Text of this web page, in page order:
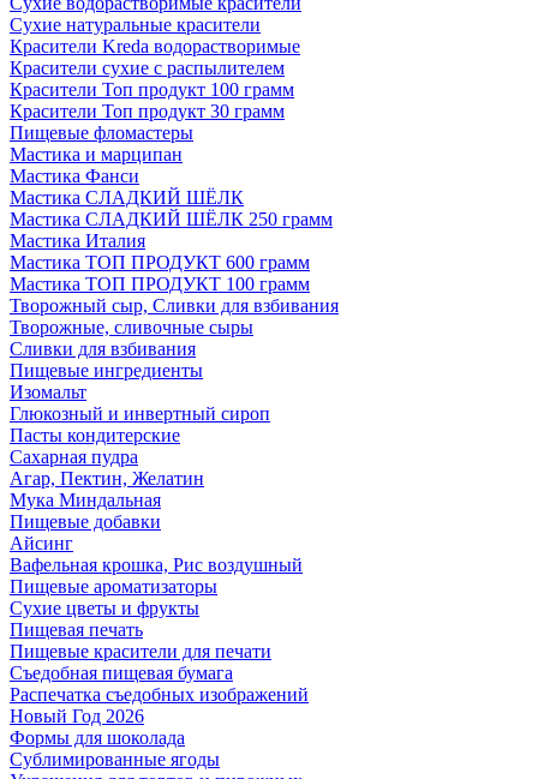
Сухие натуральные красители
Красители Kreda водорастворимые
Красители сухие с распылителем
Красители Топ продукт 100 грамм
Красители Топ продукт 30 грамм
Пищевые фломастеры
Мастика и марципан
Мастика Фанси
Мастика СЛАДКИЙ ШЁЛК
Мастика СЛАДКИЙ ШЁЛК 250 грамм
Мастика Италия
Мастика ТОП ПРОДУКТ 600 грамм
Мастика ТОП ПРОДУКТ 100 грамм
Творожный сыр, Сливки для взбивания
Творожные, сливочные сыры
Сливки для взбивания
Пищевые ингредиенты
Изомальт
Глюкозный и инвертный сироп
Пасты кондитерские
Сахарная пудра
Агар, Пектин, Желатин
Мука Миндальная
Пищевые добавки
Айсинг
Вафельная крошка, Рис воздушный
Пищевые ароматизаторы
Сухие цветы и фрукты
Пищевая печать
Пищевые красители для печати
Съедобная пищевая бумага
Распечатка съедобных изображений
Новый Год 2026
Формы для шоколада
Сублимированные ягоды